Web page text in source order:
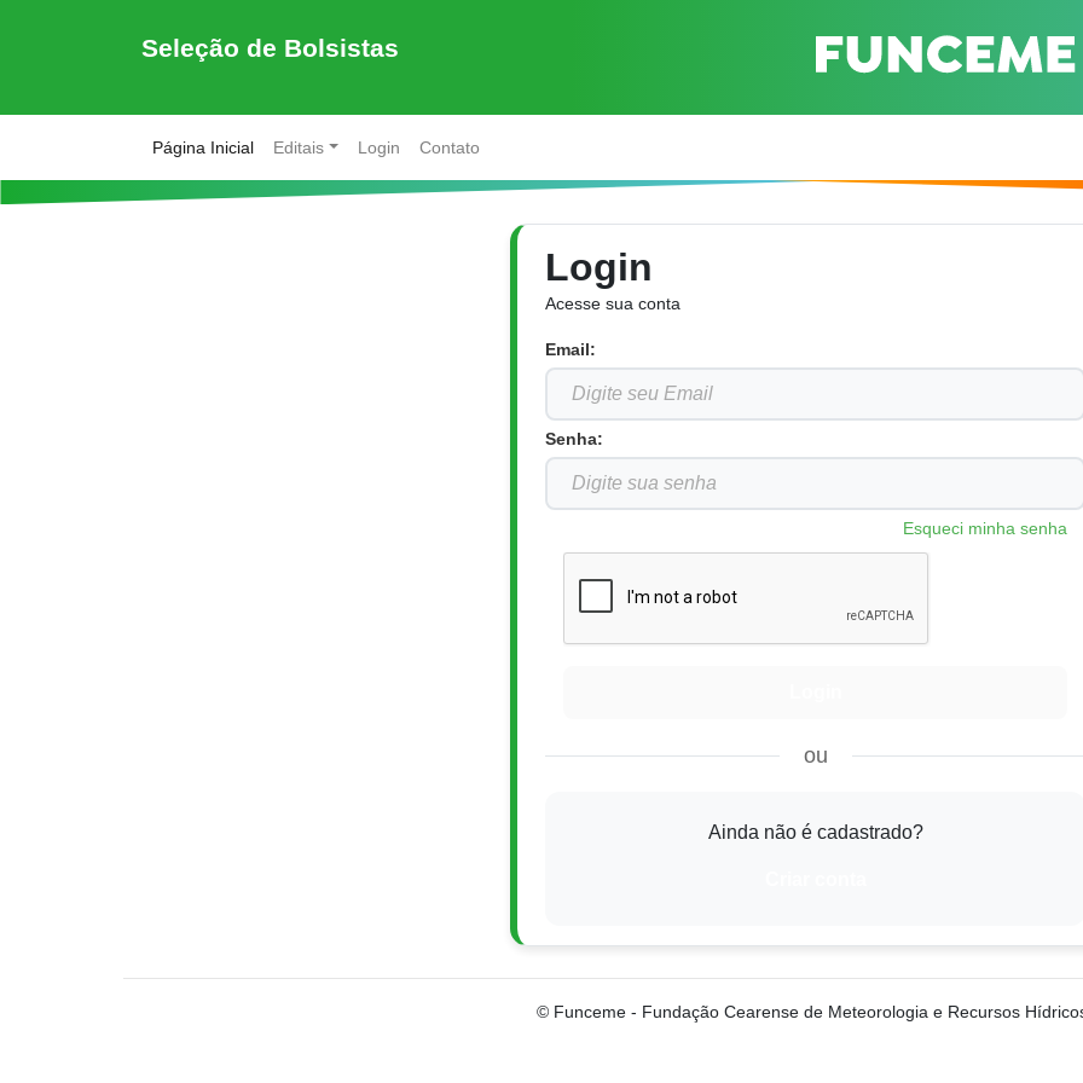
Seleção de Bolsistas
Página Inicial(current)
Editais Login Contato
Login
Acesse sua conta
Email:
Senha:
Esqueci minha senha
ou
Ainda não é cadastrado?
© Funceme - Fundação Cearense de Meteorologia e Recursos